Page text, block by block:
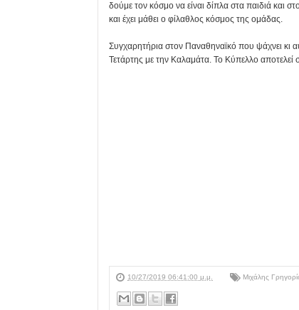
δούμε τον κόσμο να είναι δίπλα στα παιδιά και
και έχει μάθει ο φίλαθλος κόσμος της ομάδας.
Συγχαρητήρια στον Παναθηναϊκό που ψάχνει κι
Τετάρτης με την Καλαμάτα. Το Κύπελλο αποτελεί
10/27/2019 06:41:00 μ.μ. Μιχάλης